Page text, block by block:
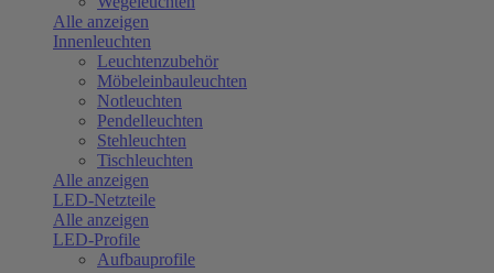
Alle anzeigen
Innenleuchten
Leuchtenzubehör
Möbeleinbauleuchten
Notleuchten
Pendelleuchten
Stehleuchten
Tischleuchten
Alle anzeigen
LED-Netzteile
Alle anzeigen
LED-Profile
Aufbauprofile